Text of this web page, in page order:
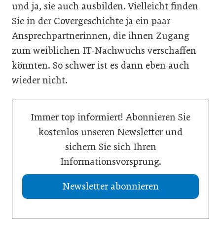
und ja, sie auch ausbilden. Vielleicht finden
Sie in der Covergeschichte ja ein paar
Ansprechpartnerinnen, die ihnen Zugang
zum weiblichen IT-Nachwuchs verschaffen
könnten. So schwer ist es dann eben auch
wieder nicht.
Immer top informiert! Abonnieren Sie
kostenlos unseren Newsletter und
sichern Sie sich Ihren
Informationsvorsprung.
Newsletter abonnieren